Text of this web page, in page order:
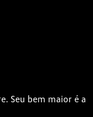
Seu bem maior é a